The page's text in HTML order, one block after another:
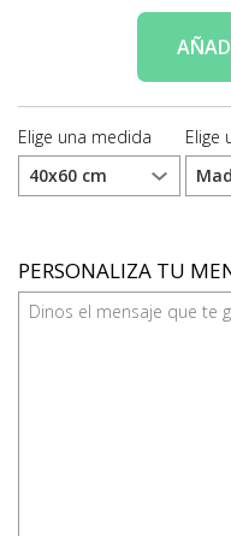
Elige una medida Elige
PERSONALIZA TU